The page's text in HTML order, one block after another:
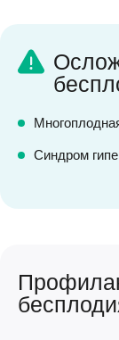
Синдром